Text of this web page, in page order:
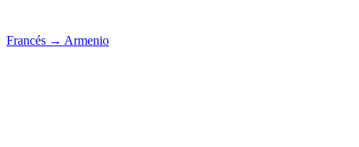
Francés → Armenio